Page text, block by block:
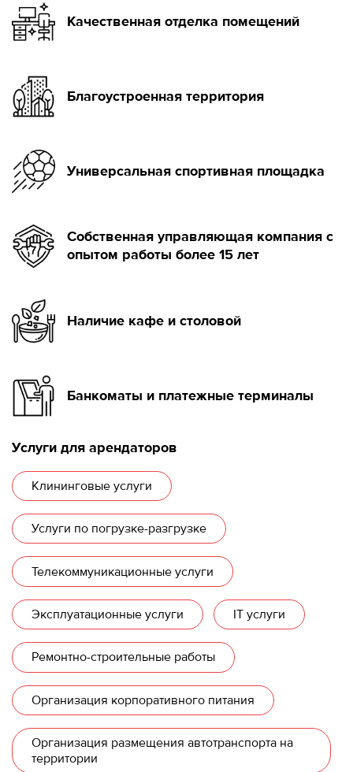
Качественная отделка помещений
Благоустроенная территория
Универсальная спортивная площадка
Собственная управляющая компания с
опытом работы более 15 лет
Наличие кафе и столовой
Банкоматы и платежные терминалы
Услуги для арендаторов
Клининговые услуги
Услуги по погрузке-разгрузке
Телекоммуникационные услуги
Эксплуатационные услуги IT услуги
Ремонтно-строительные работы
Организация корпоративного питания
Организация размещения автотранспорта на
территории